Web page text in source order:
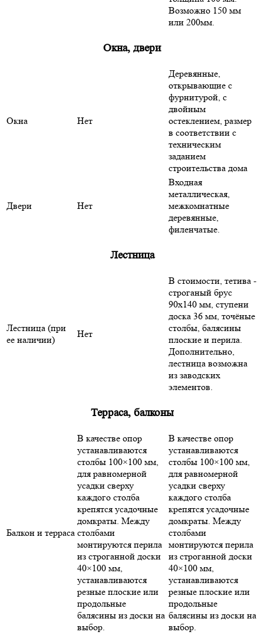
Возможно 150 мм
или 200мм.
Окна, двери
Окна Нет
Деревянные,
открывающие с
фурнитурой, с
двойным
остеклением, размер
в соответствии с
техническим
заданием
строительства дома
Двери Нет
Входная
металлическая,
межкомнатные
деревянные,
филенчатые.
Лестница
Лестница (при
ее наличии)
Нет
В стоимости, тетива -
строганый брус
90х140 мм, ступени
доска 36 мм, точёные
столбы, балясины
плоские и перила.
Дополнительно,
лестница возможна
из заводских
элементов.
Терраса, балконы
Балкон и терраса
В качестве опор
устанавливаются
столбы 100×100 мм,
для равномерной
усадки сверху
каждого столба
крепятся усадочные
домкраты. Между
столбами
монтируются перила
из строганной доски
40×100 мм,
устанавливаются
резные плоские или
продольные
балясины из доски на
выбор.
В качестве опор
устанавливаются
столбы 100×100 мм,
для равномерной
усадки сверху
каждого столба
крепятся усадочные
домкраты. Между
столбами
монтируются перила
из строганной доски
40×100 мм,
устанавливаются
резные плоские или
продольные
балясины из доски на
выбор.